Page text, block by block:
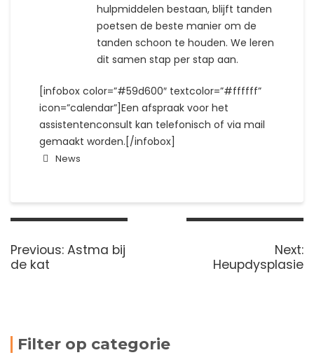
hulpmiddelen bestaan, blijft tanden
poetsen de beste manier om de
tanden schoon te houden. We leren
dit samen stap per stap aan.
[infobox color=”#59d600″ textcolor=”#ffffff”
icon=”calendar”]Een afspraak voor het
assistentenconsult kan telefonisch of via mail
gemaakt worden.[/infobox]
News
Bericht
Previous: Previous
Astma bij
de kat
Next:
Heupdysplasie
Filter op categorie